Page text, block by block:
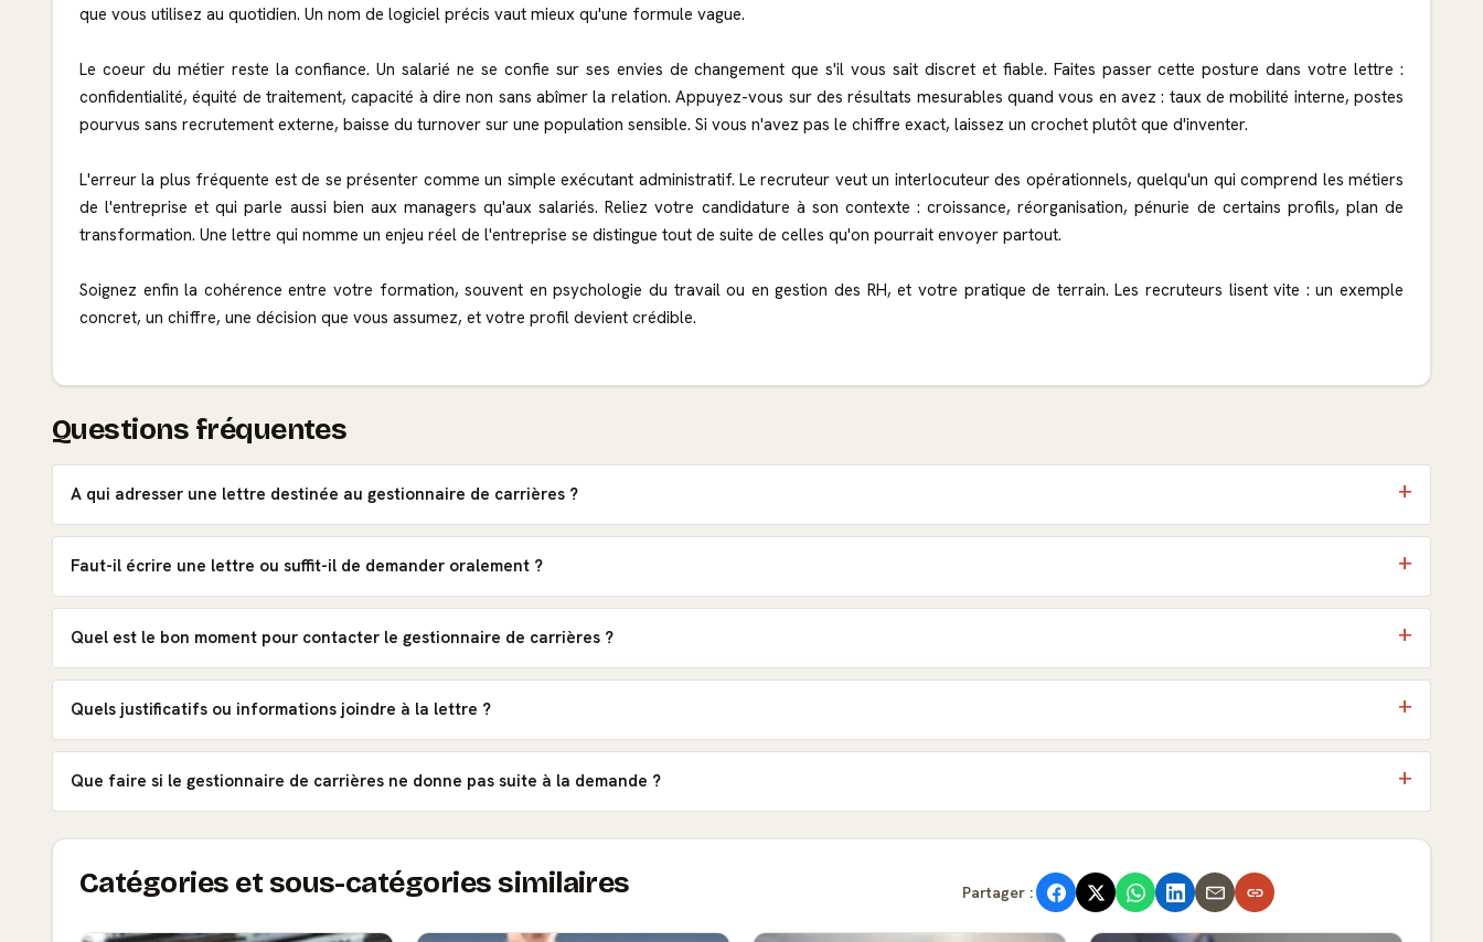
que vous utilisez au quotidien. Un nom de logiciel précis vaut mieux qu'une formule vague.
Le coeur du métier reste la confiance. Un salarié ne se confie sur ses envies de changement que s'il vous sait discret et fiable. Faites passer cette posture dans votre lettre :
confidentialité, équité de traitement, capacité à dire non sans abîmer la relation. Appuyez-vous sur des résultats mesurables quand vous en avez : taux de mobilité interne, postes
pourvus sans recrutement externe, baisse du turnover sur une population sensible. Si vous n'avez pas le chiffre exact, laissez un crochet plutôt que d'inventer.
L'erreur la plus fréquente est de se présenter comme un simple exécutant administratif. Le recruteur veut un interlocuteur des opérationnels, quelqu'un qui comprend les métiers
de l'entreprise et qui parle aussi bien aux managers qu'aux salariés. Reliez votre candidature à son contexte : croissance, réorganisation, pénurie de certains profils, plan de
transformation. Une lettre qui nomme un enjeu réel de l'entreprise se distingue tout de suite de celles qu'on pourrait envoyer partout.
Soignez enfin la cohérence entre votre formation, souvent en psychologie du travail ou en gestion des RH, et votre pratique de terrain. Les recruteurs lisent vite : un exemple
concret, un chiffre, une décision que vous assumez, et votre profil devient crédible.
Questions fréquentes
A qui adresser une lettre destinée au gestionnaire de carrières ?
Faut-il écrire une lettre ou suffit-il de demander oralement ?
Quel est le bon moment pour contacter le gestionnaire de carrières ?
Quels justificatifs ou informations joindre à la lettre ?
Que faire si le gestionnaire de carrières ne donne pas suite à la demande ?
Catégories et sous-catégories similaires Partager :